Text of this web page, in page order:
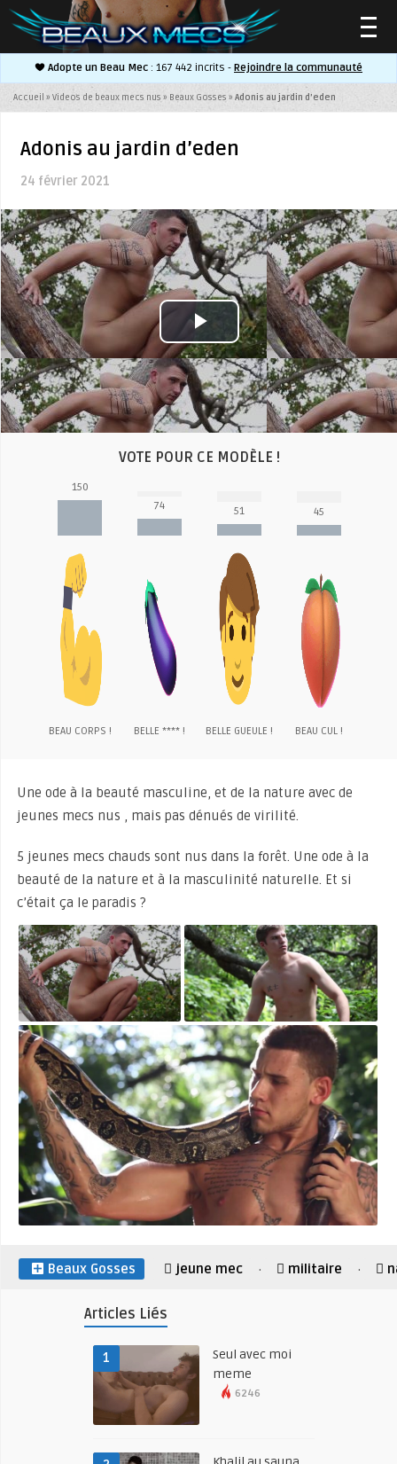
Adopte un Beau Mec : 167 442 incrits - Rejoindre la communauté
Accueil » Videos de beaux mecs nus » Beaux Gosses » Adonis au jardin d’eden
Adonis au jardin d’eden
24 février 2021
Play
Video
VOTE POUR CE MODÈLE !
150
BEAU CORPS !
74
BELLE **** !
51
BELLE GUEULE !
45
BEAU CUL !
Une ode à la beauté masculine, et de la nature avec de
jeunes mecs nus , mais pas dénués de virilité.
5 jeunes mecs chauds sont nus dans la forêt. Une ode à la
beauté de la nature et à la masculinité naturelle. Et si
c’était ça le paradis ?
Beaux Gosses jeune mec · militaire ·
Articles Liés
1
Seul avec moi
meme
6246
▼